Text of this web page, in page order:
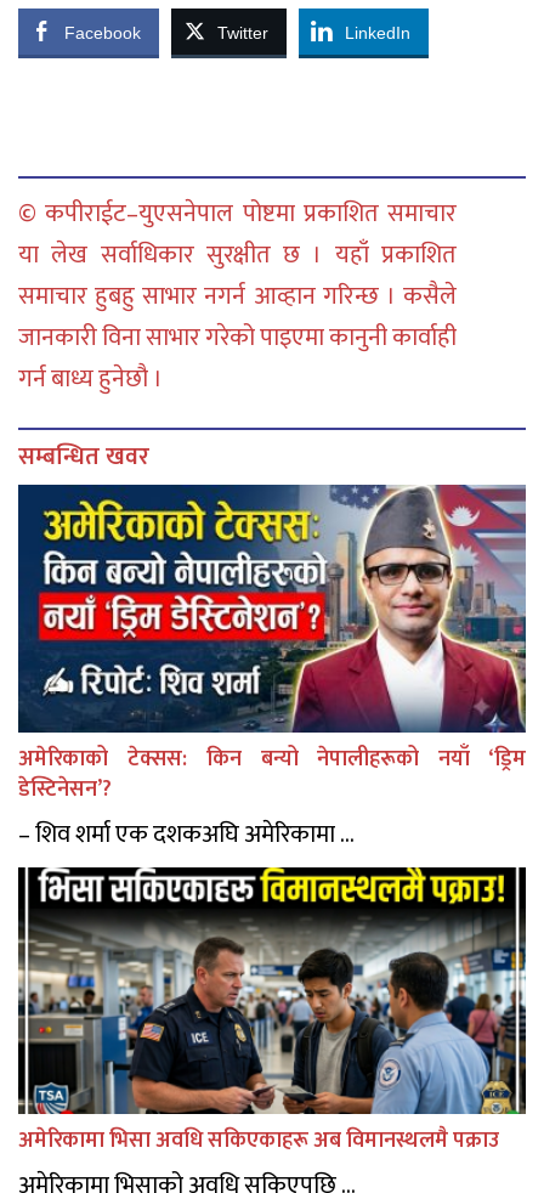
Facebook Twitter LinkedIn
© कपीराईट–युएसनेपाल पोष्टमा प्रकाशित समाचार
या लेख सर्वाधिकार सुरक्षीत छ । यहाँ प्रकाशित
समाचार हुबहु साभार नगर्न आव्हान गरिन्छ । कसैले
जानकारी विना साभार गरेको पाइएमा कानुनी कार्वाही
गर्न बाध्य हुनेछौ ।
सम्बन्धित खवर
अमेरिकाको टेक्सस: किन बन्यो नेपालीहरूको नयाँ ‘ड्रिम
डेस्टिनेसन’?
– शिव शर्मा एक दशकअघि अमेरिकामा ...
अमेरिकामा भिसा अवधि सकिएकाहरू अब विमानस्थलमै पक्राउ